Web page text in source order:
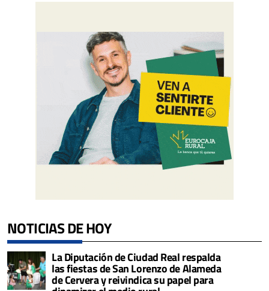
NOTICIAS DE HOY
La Diputación de Ciudad Real respalda
las fiestas de San Lorenzo de Alameda
de Cervera y reivindica su papel para